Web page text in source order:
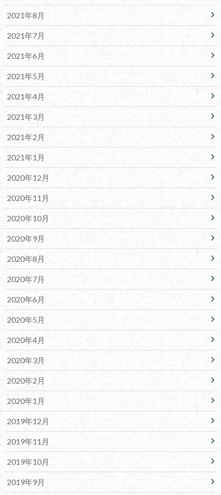
2021年8月
2021年7月
2021年6月
2021年5月
2021年4月
2021年3月
2021年2月
2021年1月
2020年12月
2020年11月
2020年10月
2020年9月
2020年8月
2020年7月
2020年6月
2020年5月
2020年4月
2020年3月
2020年2月
2020年1月
2019年12月
2019年11月
2019年10月
2019年9月